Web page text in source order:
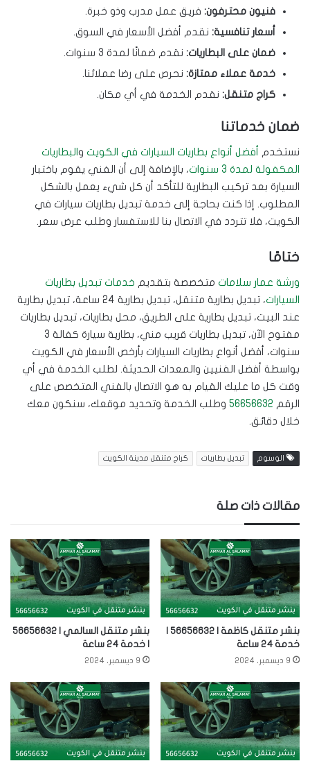
فنيون محترفون: فريق عمل مدرب وذو خبرة.
أسعار تنافسية: نقدم أفضل الأسعار في السوق.
ضمان على البطاريات: نقدم ضمانًا لمدة 3 سنوات.
خدمة عملاء ممتازة: نحرص على رضا عملائنا.
كراج متنقل: نقدم الخدمة في أي مكان.
ضمان خدماتنا
نستخدم أفضل أنواع بطاريات السيارات في الكويت و البطاريات
المكفولة لمدة 3 سنوات
، بالإضافة إلى أن الفني يقوم باختبار
السيارة بعد تركيب البطارية للتأكد أن كل شيء يعمل بالشكل
المطلوب. إذا كنت بحاجة إلى خدمة تبديل بطاريات سيارات في
الكويت، فلا تتردد في الاتصال بنا للاستفسار وطلب عرض سعر.
ختامًا
ورشة عمار سلامات متخصصة بتقديم خدمات تبديل بطاريات
السيارات
، تبديل بطارية متنقل، تبديل بطارية 24 ساعة، تبديل بطارية
عند البيت، تبديل بطارية على الطريق، محل بطاريات، تبديل بطاريات
مفتوح الآن، تبديل بطاريات قريب مني، بطارية سيارة كفالة 3
سنوات، أفضل أنواع بطاريات السيارات بأرخص الأسعار في الكويت
بواسطة أفضل الفنيين والمعدات الحديثة. لطلب الخدمة في أي
وقت كل ما عليك القيام به هو الاتصال بالفني المتخصص على
الرقم 56656632 وطلب الخدمة وتحديد موقعك، سنكون معك
خلال دقائق.
الوسوم تبديل بطاريات كراج متنقل مدينة الكويت
مقالات ذات صلة
خدمة 24 ساعة
9 ديسمبر، 2024
بنشر متنقل السالمي | 56656632
| خدمة 24 ساعة
9 ديسمبر، 2024